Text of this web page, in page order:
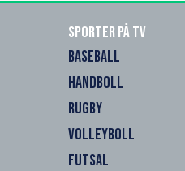
Sporter på TV
BASEBALL
HANDBOLL
RUGBY
VOLLEYBOLL
FUTSAL